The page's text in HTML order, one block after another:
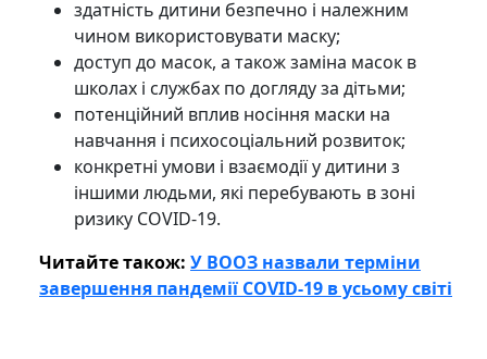
здатність дитини безпечно і належним
чином використовувати маску;
доступ до масок, а також заміна масок в
школах і службах по догляду за дітьми;
потенційний вплив носіння маски на
навчання і психосоціальний розвиток;
конкретні умови і взаємодії у дитини з
іншими людьми, які перебувають в зоні
ризику COVID-19.
Читайте також: У ВООЗ назвали терміни
завершення пандемії COVID-19 в усьому світі